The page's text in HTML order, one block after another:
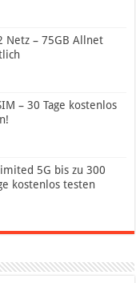
Netz – 75GB Allnet
– 30 Tage kostenlos
5G bis zu 300
kostenlos testen